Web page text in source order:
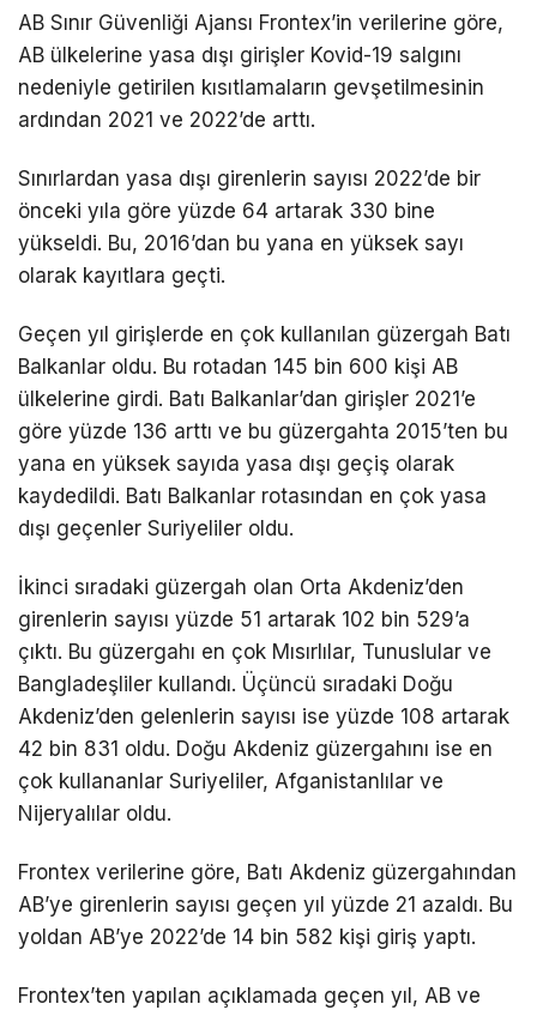
AB Sınır Güvenliği Ajansı Frontex’in verilerine göre,
AB ülkelerine yasa dışı girişler Kovid-19 salgını
nedeniyle getirilen kısıtlamaların gevşetilmesinin
ardından 2021 ve 2022’de arttı.
Sınırlardan yasa dışı girenlerin sayısı 2022’de bir
önceki yıla göre yüzde 64 artarak 330 bine
yükseldi. Bu, 2016’dan bu yana en yüksek sayı
olarak kayıtlara geçti.
Geçen yıl girişlerde en çok kullanılan güzergah Batı
Balkanlar oldu. Bu rotadan 145 bin 600 kişi AB
ülkelerine girdi. Batı Balkanlar’dan girişler 2021’e
göre yüzde 136 arttı ve bu güzergahta 2015’ten bu
yana en yüksek sayıda yasa dışı geçiş olarak
kaydedildi. Batı Balkanlar rotasından en çok yasa
dışı geçenler Suriyeliler oldu.
İkinci sıradaki güzergah olan Orta Akdeniz’den
girenlerin sayısı yüzde 51 artarak 102 bin 529’a
çıktı. Bu güzergahı en çok Mısırlılar, Tunuslular ve
Bangladeşliler kullandı. Üçüncü sıradaki Doğu
Akdeniz’den gelenlerin sayısı ise yüzde 108 artarak
42 bin 831 oldu. Doğu Akdeniz güzergahını ise en
çok kullananlar Suriyeliler, Afganistanlılar ve
Nijeryalılar oldu.
Frontex verilerine göre, Batı Akdeniz güzergahından
AB’ye girenlerin sayısı geçen yıl yüzde 21 azaldı. Bu
yoldan AB’ye 2022’de 14 bin 582 kişi giriş yaptı.
Frontex’ten yapılan açıklamada geçen yıl, AB ve